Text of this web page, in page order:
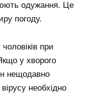
одужання. Це
погоду.
при
у хворого
нещодавно
необхідно